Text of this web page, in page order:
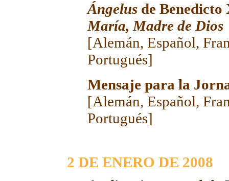
Ángelusde
María, Madre de Dios
[Alemán, Español,
Portugués]
Mensaje para la
[Alemán, Español,
Portugués]
2 DE ENERO DE 2008